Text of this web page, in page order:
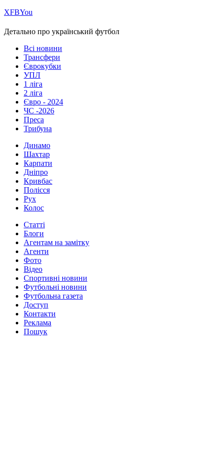
ХFBYou
Детально про український футбол
Всі новини
Трансфери
Єврокубки
УПЛ
1 ліга
2 ліга
Євро - 2024
ЧС -2026
Преса
Трибуна
Динамо
Шахтар
Карпати
Дніпро
Кривбас
Полісся
Рух
Колос
Статті
Блоги
Агентам на замітку
Агенти
Фото
Відео
Спортивні новини
Футбольні новини
Футбольна газета
Доступ
Контакти
Реклама
Пошук